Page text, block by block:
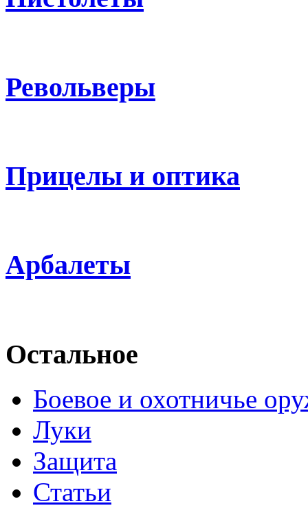
Револьверы
Прицелы и оптика
Арбалеты
Остальное
Боевое и охотничье
Луки
Защита
Статьи